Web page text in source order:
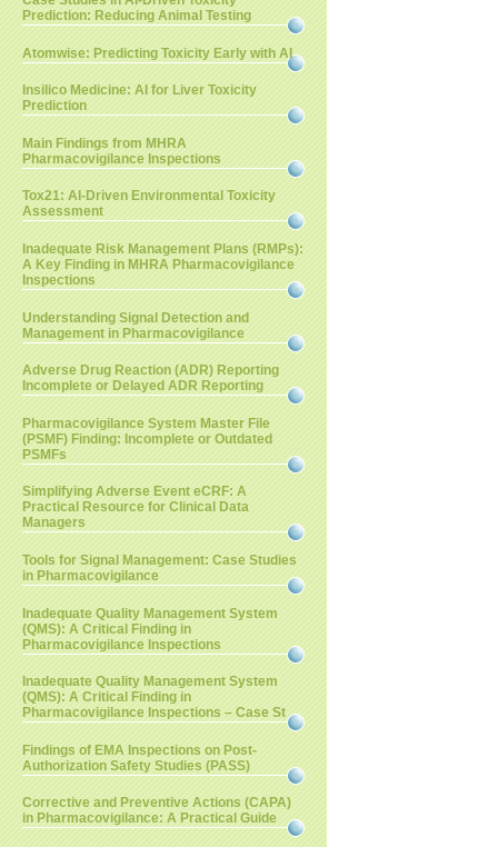
Prediction: Reducing Animal Testing
Atomwise: Predicting Toxicity Early with AI
Insilico Medicine: AI for Liver Toxicity
Prediction
Main Findings from MHRA
Pharmacovigilance Inspections
Tox21: AI-Driven Environmental Toxicity
Assessment
Inadequate Risk Management Plans (RMPs):
A Key Finding in MHRA Pharmacovigilance
Inspections
Understanding Signal Detection and
Management in Pharmacovigilance
Adverse Drug Reaction (ADR) Reporting
Incomplete or Delayed ADR Reporting
Pharmacovigilance System Master File
(PSMF) Finding: Incomplete or Outdated
PSMFs
Simplifying Adverse Event eCRF: A
Practical Resource for Clinical Data
Managers
Tools for Signal Management: Case Studies
in Pharmacovigilance
Inadequate Quality Management System
(QMS): A Critical Finding in
Pharmacovigilance Inspections
Inadequate Quality Management System
(QMS): A Critical Finding in
Pharmacovigilance Inspections – Case St
Findings of EMA Inspections on Post-
Authorization Safety Studies (PASS)
Corrective and Preventive Actions (CAPA)
in Pharmacovigilance: A Practical Guide